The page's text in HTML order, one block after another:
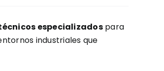
especializadospara
industriales que